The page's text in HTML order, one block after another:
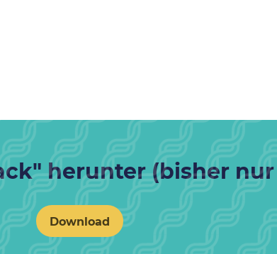
herunter (bisher
Download